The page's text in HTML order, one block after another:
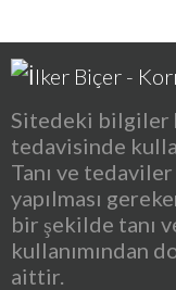
Sitedeki bilgiler
tedavisinde
Tanı ve
yapılması
bir şekilde tanı
kullanımından
aittir.